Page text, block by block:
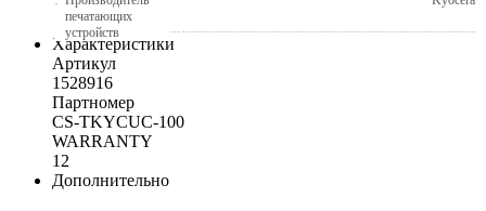
печатающих
устройств
Характеристики
Артикул
1528916
Партномер
CS-TKYCUC-100
WARRANTY
12
Дополнительно